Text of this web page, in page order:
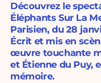
Découvrez le
Éléphants Sur La
Parisien, du 28
Écrit et mis en
œuvre touchante
et Étienne du Puy,
mémoire.